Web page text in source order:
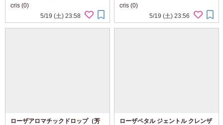
肌を湿らせた後に使います。メイ
クアップの下地にも最適です。
cris (0)
5/19 (土) 23:58
の水分バランスを整える働きをし
ます。メイクアップ下地にもなる
よ
cris (0)
5/19 (土) 23:56
ローザアロマチックドロップ（芳
ローザペタル ジェントル クレンザ